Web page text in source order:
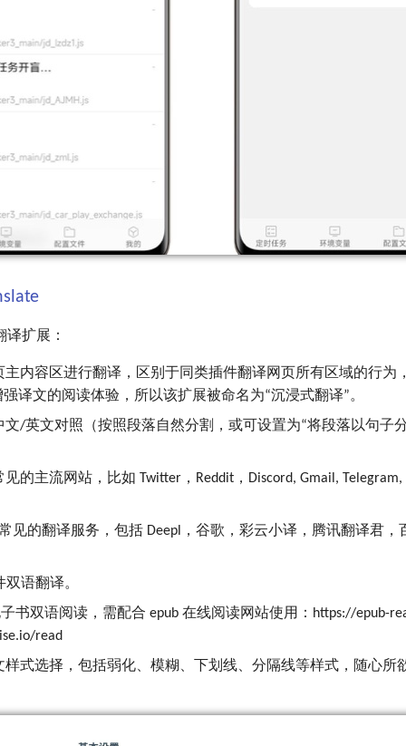
扩展：
主内容区进行翻译，区别于同类插件翻译网页所有区域的行为
强译文的阅读体验，所以该扩展被命名为“沉浸式翻译”。
文/英文对照（按照段落自然分割，或可设置为“将段落以句子
的主流网站，比如 Twitter，Reddit，Discord, Gmail, Telegram,
见的翻译服务，包括 Deepl，谷歌，彩云小译，腾讯翻译君，
双语翻译。
子书双语阅读，需配合 epub 在线阅读网站使用：https://epub-
read
样式选择，包括弱化、模糊、下划线、分隔线等样式，随心所